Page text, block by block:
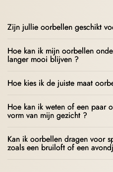
Zijn jullie oorbellen geschikt
Hoe kan ik mijn oorbellen
langer mooi blijven ?
Hoe kies ik de juiste maat
Hoe kan ik weten of een paar
vorm van mijn gezicht ?
Kan ik oorbellen dragen voor
zoals een bruiloft of een